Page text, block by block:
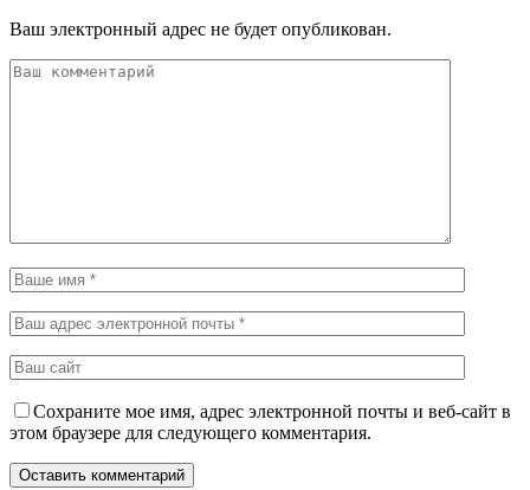
Ваш электронный адрес не будет опубликован.
Сохраните мое имя, адрес электронной почты и веб-сайт в
этом браузере для следующего комментария.